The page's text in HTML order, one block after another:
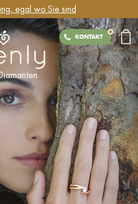
egal wo Sie sind
KONTAKT